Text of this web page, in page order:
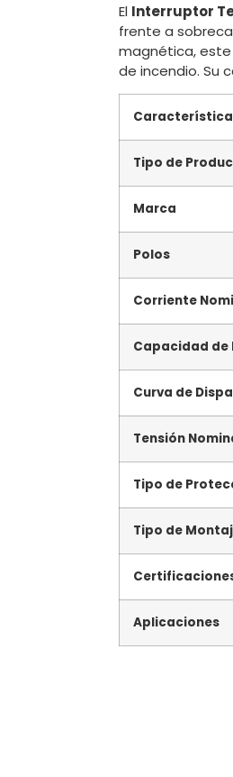
El Interruptor
frente a
magnética,
de incendio. Su
Característica
Tipo de
Marca
Polos
Corriente
Capacidad de
Curva de
Tensión
Tipo de
Tipo de
Aplicaciones